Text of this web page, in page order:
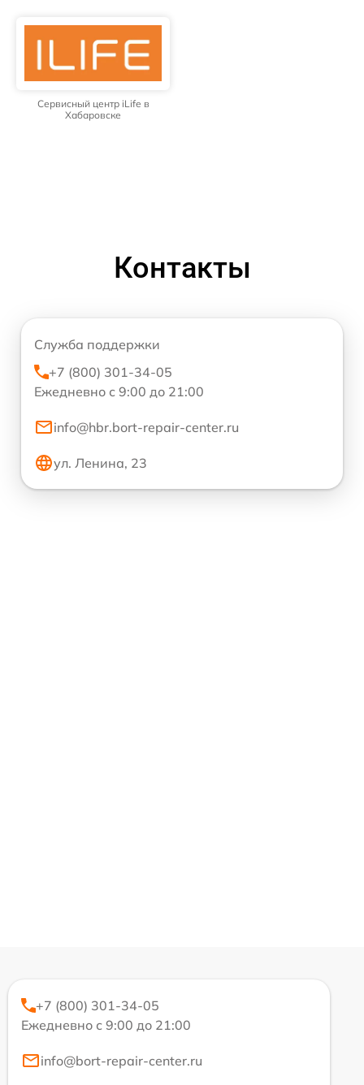
Сервисный центр iLife в
Хабаровске
Контакты
Служба поддержки
+7 (800) 301-34-05
Ежедневно с 9:00 до 21:00
info@hbr.bort-repair-center.ru
ул. Ленина, 23
+7 (800) 301-34-05
Ежедневно с 9:00 до 21:00
info@bort-repair-center.ru